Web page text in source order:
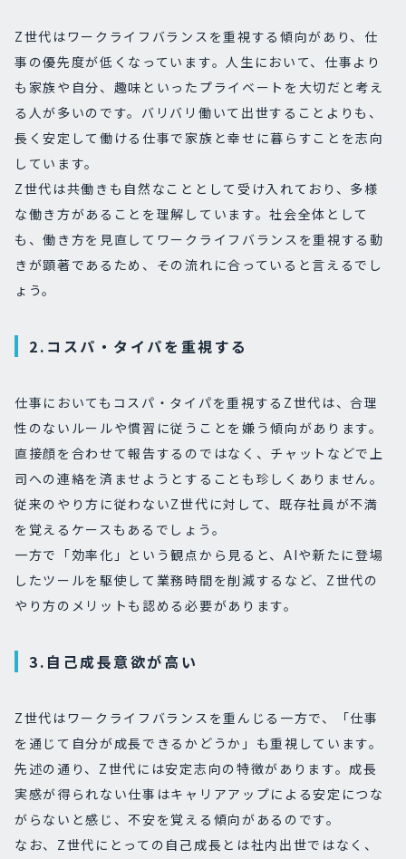
Z世代はワークライフバランスを重視する傾向があり、仕
事の優先度が低くなっています。人生において、仕事より
も家族や自分、趣味といったプライベートを大切だと考え
る人が多いのです。バリバリ働いて出世することよりも、
長く安定して働ける仕事で家族と幸せに暮らすことを志向
しています。
Z世代は共働きも自然なこととして受け入れており、多様
な働き方があることを理解しています。社会全体として
も、働き方を見直してワークライフバランスを重視する動
きが顕著であるため、その流れに合っていると言えるでし
ょう。
2.コスパ・タイパを重視する
仕事においてもコスパ・タイパを重視するZ世代は、合理
性のないルールや慣習に従うことを嫌う傾向があります。
直接顔を合わせて報告するのではなく、チャットなどで上
司への連絡を済ませようとすることも珍しくありません。
従来のやり方に従わないZ世代に対して、既存社員が不満
を覚えるケースもあるでしょう。
一方で「効率化」という観点から見ると、AIや新たに登場
したツールを駆使して業務時間を削減するなど、Z世代の
やり方のメリットも認める必要があります。
3.自己成長意欲が高い
Z世代はワークライフバランスを重んじる一方で、「仕事
を通じて自分が成長できるかどうか」も重視しています。
先述の通り、Z世代には安定志向の特徴があります。成長
実感が得られない仕事はキャリアアップによる安定につな
がらないと感じ、不安を覚える傾向があるのです。
なお、Z世代にとっての自己成長とは社内出世ではなく、